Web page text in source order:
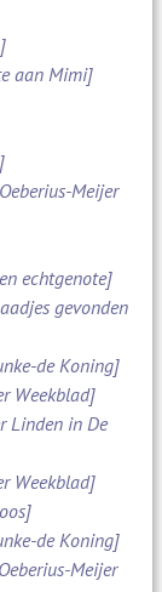
aan Mimi]
Meijer
echtgenote]
gevonden
de Koning]
Weekblad]
Linden in De
Weekblad]
de Koning]
Meijer